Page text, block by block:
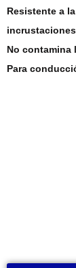
Resistente a
incrustaciones
No contamina
Para